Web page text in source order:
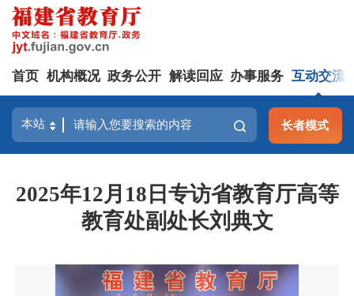
首页 机构概况 政务公开 解读回应 办事服务 互动交流
长者模式
2025年12月18日专访省教育厅高等
教育处副处长刘典文